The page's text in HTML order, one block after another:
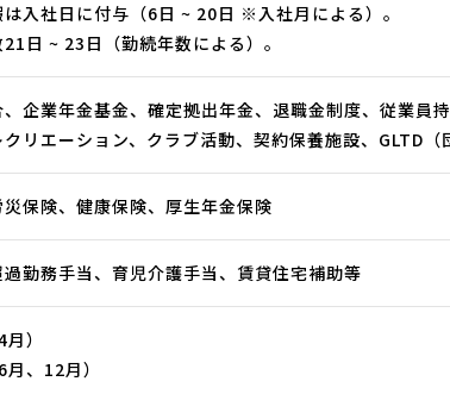
入社日に付与（6日 ~ 20日 ※入社月による）。
日 ~ 23日（勤続年数による）。
企業年金基金、確定拠出年金、退職金制度、従業員
リエーション、クラブ活動、契約保養施設、GLTD（
保険、健康保険、厚生年金保険
勤務手当、育児介護手当、賃貸住宅補助等
）
、12月）